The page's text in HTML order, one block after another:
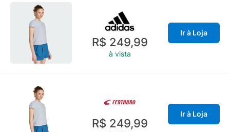
R$ 249,99
à vista
Ir à Loja
R$ 249,99
Ir à Loja